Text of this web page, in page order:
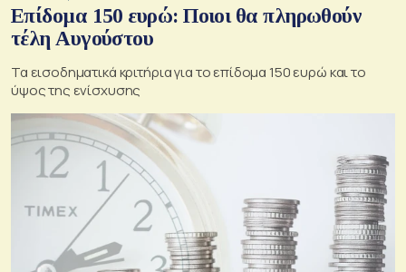
Επίδομα 150 ευρώ: Ποιοι θα πληρωθούν
τέλη Αυγούστου
Τα εισοδηματικά κριτήρια για το επίδομα 150 ευρώ και το
ύψος της ενίσχυσης